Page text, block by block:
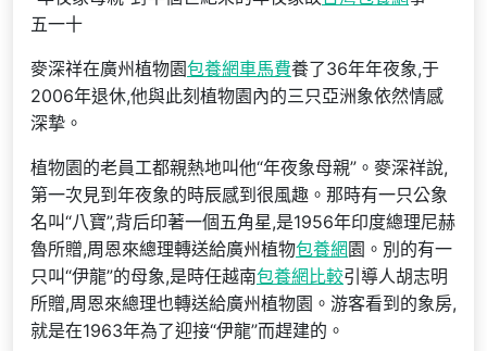
五一十
麥深祥在廣州植物園包養網車馬費養了36年年夜象,于
2006年退休,他與此刻植物園內的三只亞洲象依然情感
深摯。
植物園的老員工都親熱地叫他“年夜象母親”。麥深祥說,
第一次見到年夜象的時辰感到很風趣。那時有一只公象
名叫“八寶”,背后印著一個五角星,是1956年印度總理尼赫
魯所贈,周恩來總理轉送給廣州植物包養網 園。別的有一
只叫“伊龍”的母象,是時任越南包養網比較引導人胡志明
所贈,周恩來總理也轉送給廣州植物園。游客看到的象房,
就是在1963年為了迎接“伊龍”而趕建的。